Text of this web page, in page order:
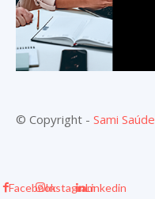
© Copyright - Sami Saúde
FacebookInstagramLinkedin